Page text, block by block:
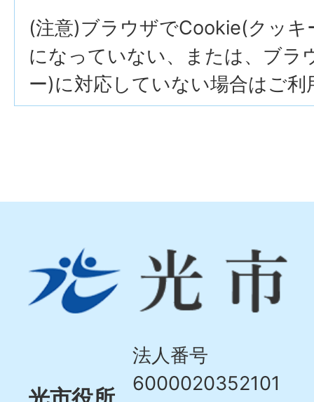
(注意)ブラウザでCookie(クッキ
になっていない、または、ブラ
ー)に対応していない場合はご利
市
Hikari
法人番号
6000020352101